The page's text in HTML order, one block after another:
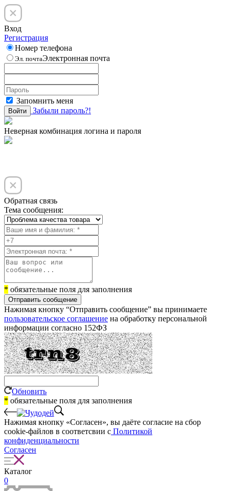
Вход
Регистрация
Номер телефона
Эл. почтаЭлектронная почта
Запомнить меня
Войти Забыли пароль?!
Неверная комбинация логина и пароля
Обратная связь
Тема сообщения:
* обязательные поля для заполнения
Отправить сообщение
Нажимая кнопку “Отправить сообщение” вы принимаете
пользовательское соглашение на обработку персональной
информации согласно 152ФЗ
Обновить
* обязательные поля для заполнения
Нажимая кнопку «Согласен», вы даёте cогласие на сбор
cookie-файлов в соответсвии с Политикой
конфиденциальности
Согласен
Каталог
0